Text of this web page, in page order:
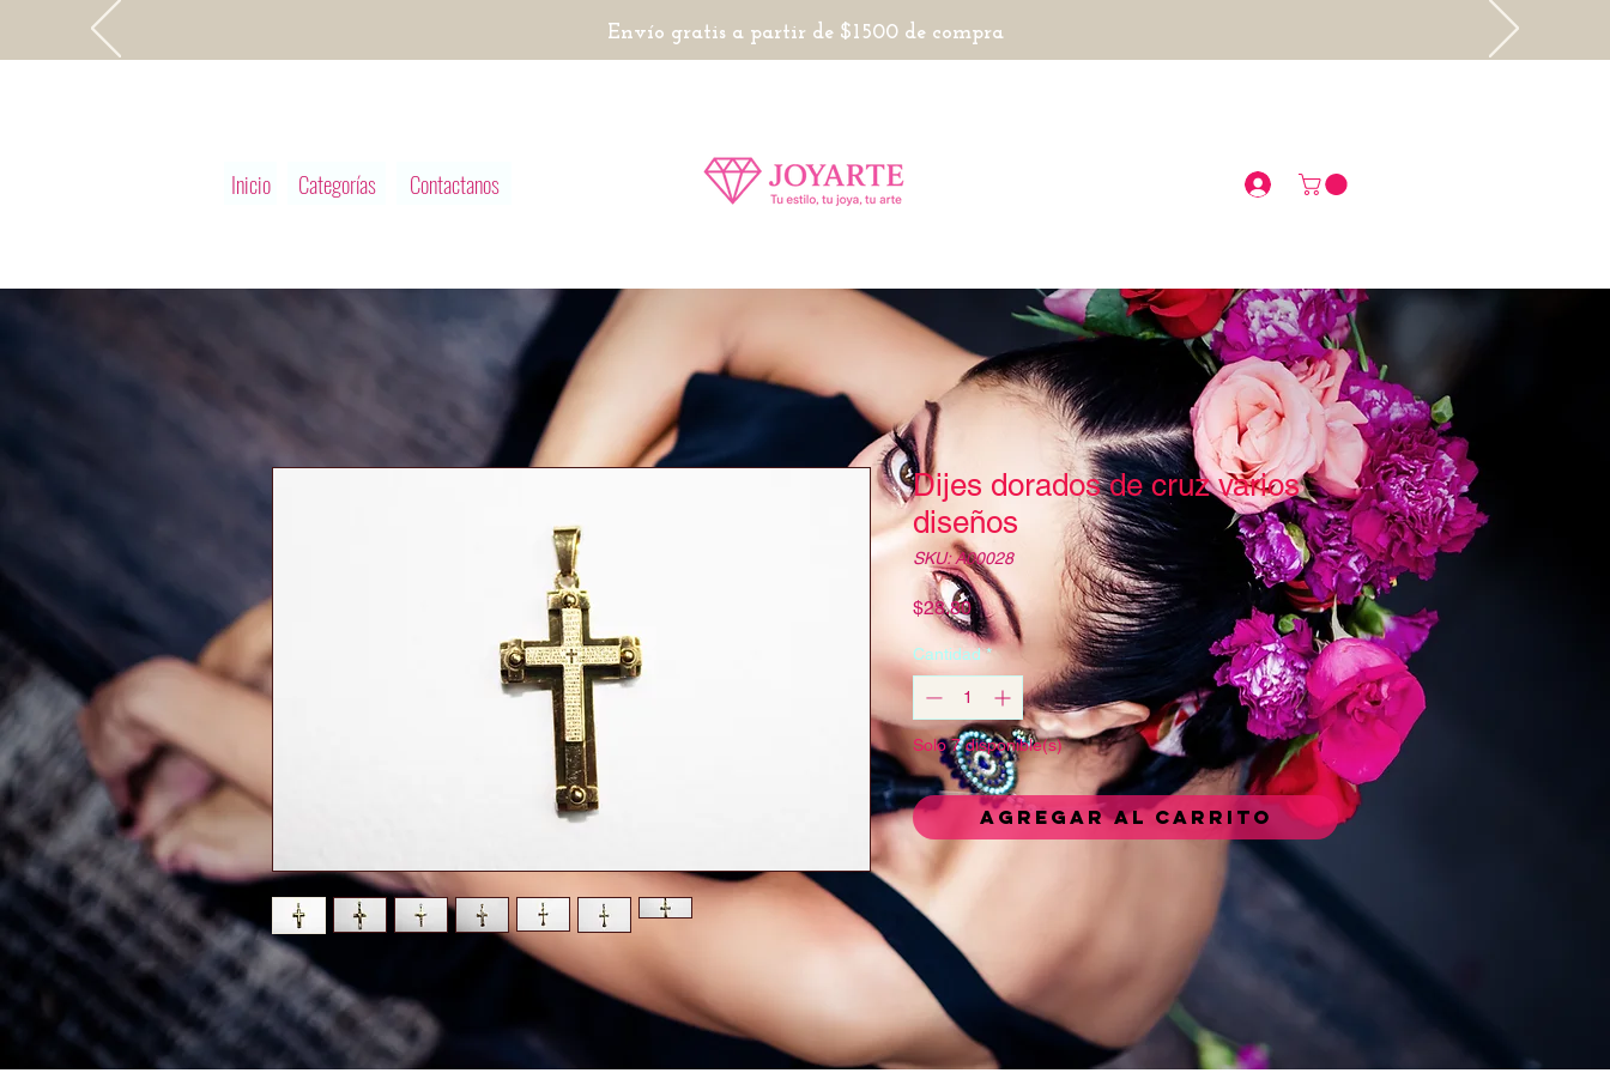
Envío gratis a partir de $1500 de compra
Inicio Categorías Contactanos .
Dijes dorados de cruz varios
diseños
SKU: A00028
$28.80Precio
Cantidad *
Solo 7 disponible(s)
Agregar al carrito